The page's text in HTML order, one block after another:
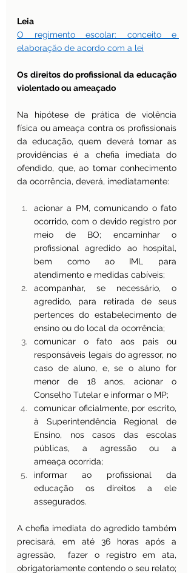
Leia
O regimento escolar: conceito e
elaboração de acordo com a lei
Os direitos do profissional da educação
violentado ou ameaçado
Na hipótese de prática de violência
física ou ameaça contra os profissionais
da educação, quem deverá tomar as
providências é a chefia imediata do
ofendido, que, ao tomar conhecimento
da ocorrência, deverá, imediatamente:
acionar a PM, comunicando o fato
ocorrido, com o devido registro por
meio de BO; encaminhar o
profissional agredido ao hospital,
bem como ao IML para
atendimento e medidas cabíveis;
acompanhar, se necessário, o
agredido, para retirada de seus
pertences do estabelecimento de
ensino ou do local da ocorrência;
comunicar o fato aos pais ou
responsáveis legais do agressor, no
caso de aluno, e, se o aluno for
menor de 18 anos, acionar o
Conselho Tutelar e informar o MP;
comunicar oficialmente, por escrito,
à Superintendência Regional de
Ensino, nos casos das escolas
públicas, a agressão ou a
ameaça ocorrida;
informar ao profissional da
educação os direitos a ele
assegurados.
A chefia imediata do agredido também
precisará, em até 36 horas após a
agressão,  fazer o registro em ata,
obrigatoriamente contendo o seu relato;